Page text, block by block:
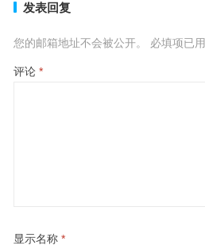
发表回复
您的邮箱地址不会被公开。 必填项已用
评论 *
显示名称 *